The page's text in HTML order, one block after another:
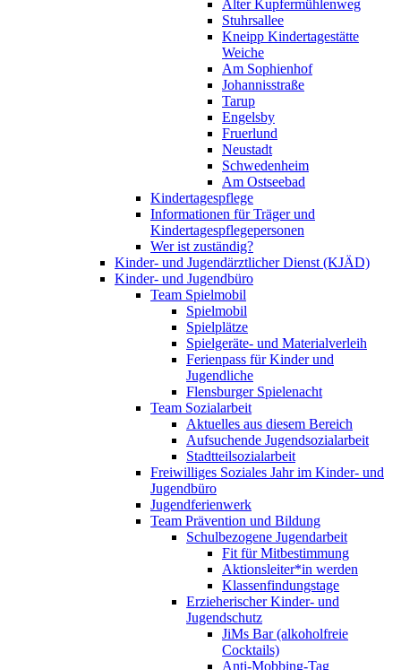
Alter Kupfermühlenweg
Stuhrsallee
Kneipp Kindertagestätte
Weiche
Am Sophienhof
Johannisstraße
Tarup
Engelsby
Fruerlund
Neustadt
Schwedenheim
Am Ostseebad
Kindertagespflege
Informationen für Träger und
Kindertagespflegepersonen
Wer ist zuständig?
Kinder- und Jugendärztlicher Dienst (KJÄD)
Kinder- und Jugendbüro
Team Spielmobil
Spielmobil
Spielplätze
Spielgeräte- und Materialverleih
Ferienpass für Kinder und
Jugendliche
Flensburger Spielenacht
Team Sozialarbeit
Aktuelles aus diesem Bereich
Aufsuchende Jugendsozialarbeit
Stadtteilsozialarbeit
Freiwilliges Soziales Jahr im Kinder- und
Jugendbüro
Jugendferienwerk
Team Prävention und Bildung
Schulbezogene Jugendarbeit
Fit für Mitbestimmung
Aktionsleiter*in werden
Klassenfindungstage
Erzieherischer Kinder- und
Jugendschutz
JiMs Bar (alkoholfreie
Cocktails)
Anti-Mobbing-Tag